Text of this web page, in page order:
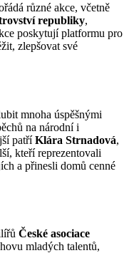
různé akce, včetně
republiky,
poskytují platformu pro
zlepšovat své
mnoha úspěšnými
na národní i
patříKlára Strnadová,
kteří reprezentovali
a přinesli domů cenné
České asociace
mladých talentů,